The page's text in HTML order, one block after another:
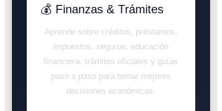
💰 Finanzas & Trámites
Aprende sobre créditos, préstamos,
impuestos, seguros, educación
financiera, trámites oficiales y guías
paso a paso para tomar mejores
decisiones económicas.